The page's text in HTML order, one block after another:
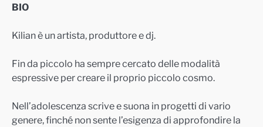
BIO
Kilian è un artista, produttore e dj.
Fin da piccolo ha sempre cercato delle modalità
espressive per creare il proprio piccolo cosmo.
Nell’adolescenza scrive e suona in progetti di vario
genere, finché non sente l’esigenza di approfondire la